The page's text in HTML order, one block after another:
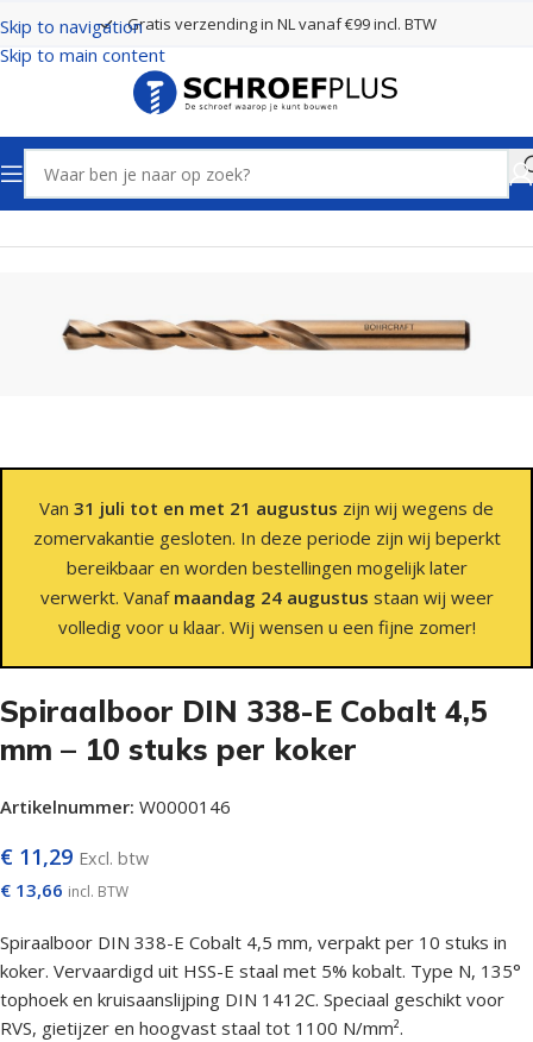
Skip to navigation
Skip to main content
Gratis verzending in NL vanaf €99 incl. BTW
Home Boren Spiraalboren
Van 31 juli tot en met 21 augustus zijn wij wegens de
zomervakantie gesloten. In deze periode zijn wij beperkt
bereikbaar en worden bestellingen mogelijk later
verwerkt. Vanaf maandag 24 augustus staan wij weer
volledig voor u klaar. Wij wensen u een fijne zomer!
Spiraalboor DIN 338-E Cobalt 4,5
mm – 10 stuks per koker
Artikelnummer: W0000146
€ 11,29 Excl. btw
€ 13,66 incl. BTW
Spiraalboor DIN 338-E Cobalt 4,5 mm, verpakt per 10 stuks in
koker. Vervaardigd uit HSS-E staal met 5% kobalt. Type N, 135°
tophoek en kruisaanslijping DIN 1412C. Speciaal geschikt voor
RVS, gietijzer en hoogvast staal tot 1100 N/mm².